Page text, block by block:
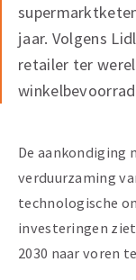
jaar. Volgens
retailer ter
De aankondiging
verduurzaming
technologische
investeringen
2030 naar voren